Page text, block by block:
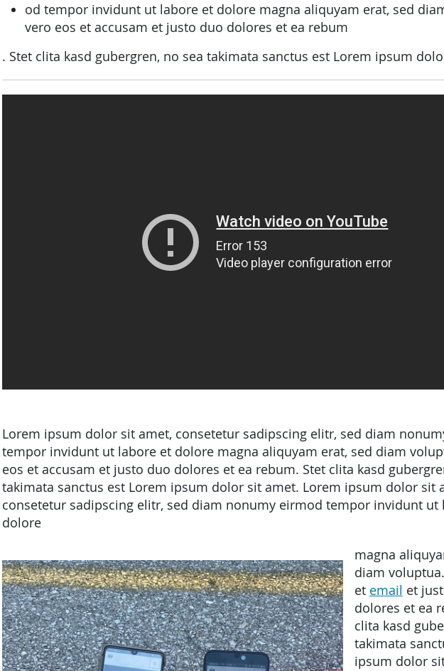
od tempor invidunt ut labore et dolore magna aliquyam erat, sed
vero eos et accusam et justo duo dolores et ea rebum
. Stet clita kasd gubergren, no sea takimata sanctus est Lorem ipsum
Lorem ipsum dolor sit amet, consetetur sadipscing elitr, sed diam
tempor invidunt ut labore et dolore magna aliquyam erat, sed diam
eos et accusam et justo duo dolores et ea rebum. Stet clita kasd
takimata sanctus est Lorem ipsum dolor sit amet. Lorem ipsum dolor sit
consetetur sadipscing elitr, sed diam nonumy eirmod tempor invidunt ut
dolore
magna
diam
et email et
dolores et ea
clita kasd
takimata
ipsum dolor